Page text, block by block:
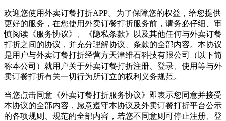
欢迎您使用外卖订餐打折APP。为了保障您的权益，给您提供
更好的服务，在您使用外卖订餐打折服务前，请务必仔细、审
慎阅读《服务协议》、《隐私条款》以及其他任何与外卖订餐
打折之间的协议，并充分理解协议、条款的全部内容。本协议
是用户与外卖订餐打折经营方天津维石科技有限公司
（以下简
称本公司）就用户关于外卖订餐打折注册、登录、使用等与外
卖订餐打折有关一切行为所订立的权利义务规范。
当您点击同意《外卖订餐打折服务协议》即表示您同意并接受
本协议的全部内容，愿意遵守本协议及外卖订餐打折平台公示
的各项规则、规范的全部内容，若您不同意则可停止注册、登